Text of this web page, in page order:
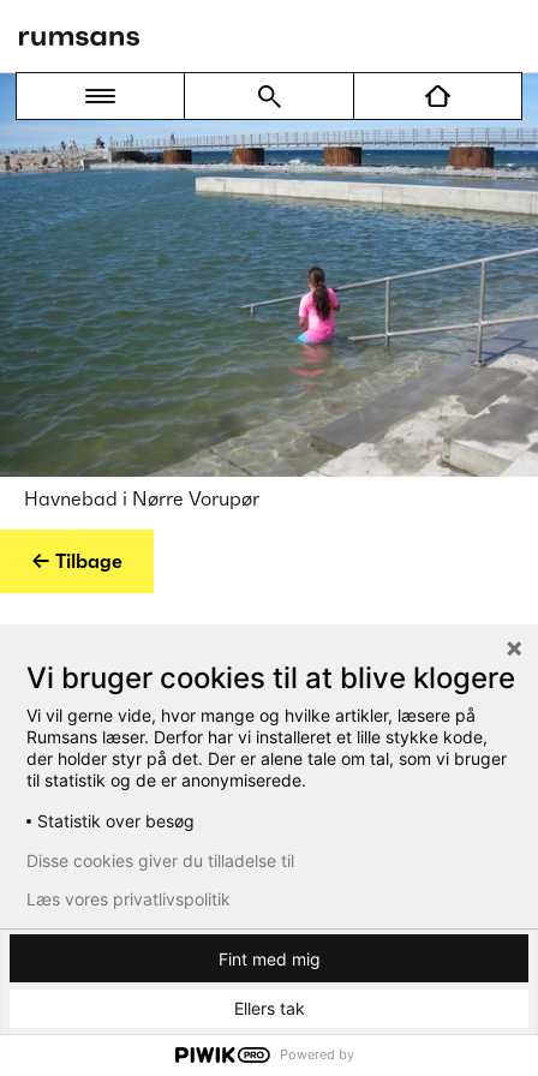
Havnebad i Nørre Vorupør
← Tilbage
Vi bruger cookies til at blive klogere
Vi vil gerne vide, hvor mange og hvilke artikler, læsere på
Rumsans læser. Derfor har vi installeret et lille stykke kode,
der holder styr på det. Der er alene tale om tal, som vi bruger
til statistik og de er anonymiserede.
Statistik over besøg
Fint med mig
Ellers tak
Disse cookies giver du tilladelse til
Læs vores privatlivspolitik
Powered by